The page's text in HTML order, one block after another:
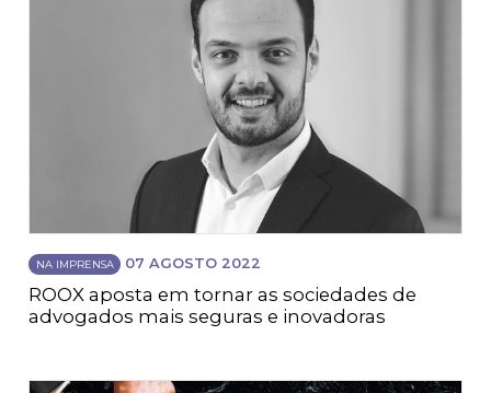
NA IMPRENSA 07 AGOSTO 2022
ROOX aposta em tornar as sociedades de
advogados mais seguras e inovadoras